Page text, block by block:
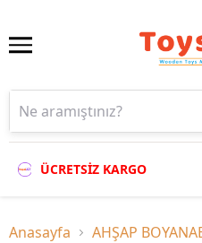
ÜCRETSİZ KARGO
Anasayfa
AHŞAP